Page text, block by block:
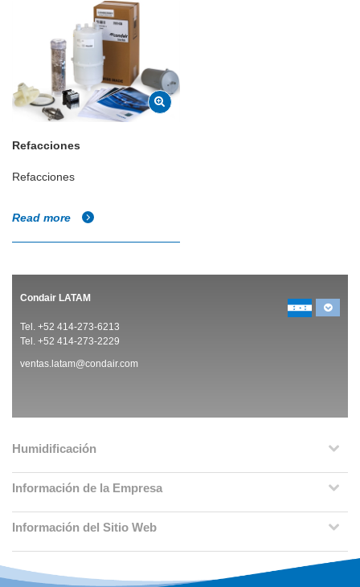
Refacciones
Refacciones
Read more
Condair LATAM
Tel. +52 414-273-6213
Tel. +52 414-273-2229
ventas.latam@condair.com
Humidificación
Información de la Empresa
Información del Sitio Web